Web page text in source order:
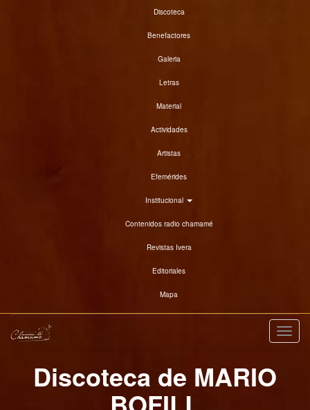
Discoteca
Benefactores
Galeria
Letras
Material
Actividades
Artistas
Efemérides
Institucional
Contenidos radio chamamé
Revistas Ivera
Editoriales
Mapa
Discoteca de MARIO